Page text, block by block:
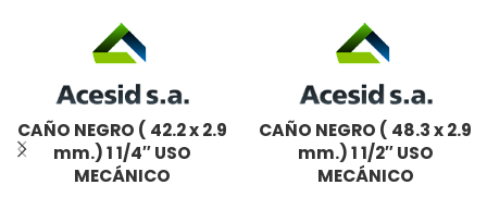
CAÑO NEGRO ( 42.2 x 2.9
mm.) 1 1/4″ USO
MECÁNICO
CAÑO NEGRO ( 48.3 x 2.9
mm.) 1 1/2″ USO
MECÁNICO